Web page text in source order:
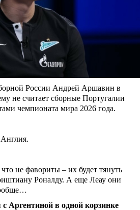
России Андрей Аршавин в
не считает сборные Португалии
чемпионата мира 2026 года.
не фавориты – их будет тянуть
Роналду. А еще Леау они
Аргентиной в одной корзинке